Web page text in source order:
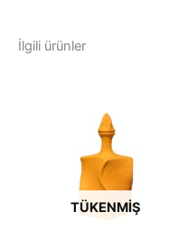
İlgili ürünler
TÜKENMIŞ